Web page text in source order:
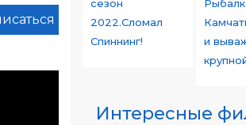
сезон
2022.Сломал
Спиннинг!
и
Интересные